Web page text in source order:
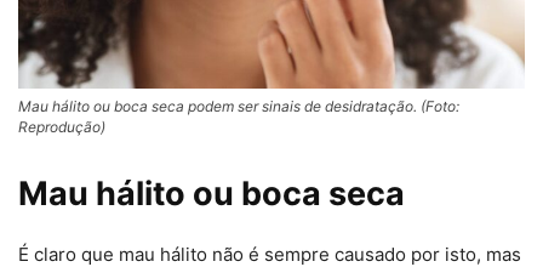
Mau hálito ou boca seca podem ser sinais de desidratação. (Foto:
Reprodução)
Mau hálito ou boca seca
É claro que mau hálito não é sempre causado por isto, mas